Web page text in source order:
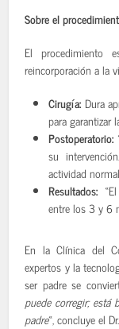
Sobre el
El procedimiento
reincorporación a la
Cirugía: Dura
para garantizar
Postoperatorio:
su
actividad
Resultados:
entre los 3 y 6
En la Clínica del
expertos y la
ser padre se
puede corregir; está
padre«, concluye el